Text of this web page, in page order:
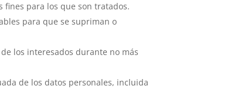
fines para los que son tratados.
para que se supriman o
los interesados durante no más
de los datos personales, incluida